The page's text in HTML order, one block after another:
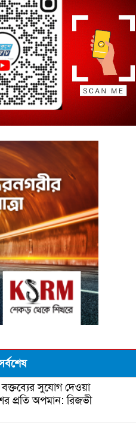
বক্তব্যের সুযোগ দেওয়া
প্রতি অপমান: রিজভী